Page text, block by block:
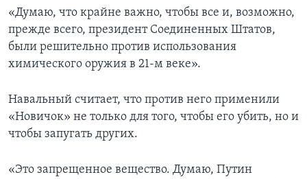
«Думаю, что крайне важно, чтобы все и, возможно,
прежде всего, президент Соединенных Штатов,
были решительно против использования
химического оружия в 21-м веке».
Навальный считает, что против него применили
«Новичок» не только для того, чтобы его убить, но и
чтобы запугать других.
«Это запрещенное вещество. Думаю, Путин